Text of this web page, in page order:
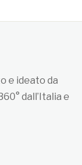
e ideato da
dall’Italia e